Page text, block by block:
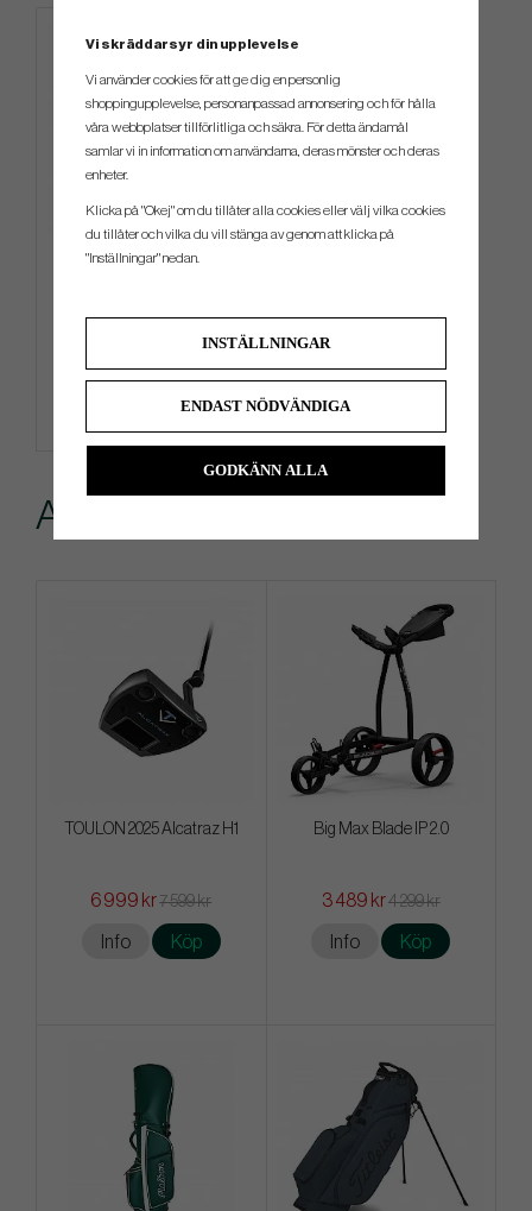
TaylorMade Microfiber Cart
Info Köp
Andra köpte även
TOULON 2025 Alcatraz H1
6 999 kr7 599 kr
Info Köp
Big Max Blade IP 2.0
3 489 kr4 299 kr
Info Köp
Vi skräddarsyr din upplevelse
Vi använder cookies för att ge dig en personlig
shoppingupplevelse, personanpassad annonsering och för hålla
våra webbplatser tillförlitliga och säkra. För detta ändamål
samlar vi in information om användarna, deras mönster och deras
enheter.
Klicka på "Okej" om du tillåter alla cookies eller välj vilka cookies
du tillåter och vilka du vill stänga av genom att klicka på
"Inställningar" nedan.
INSTÄLLNINGAR
ENDAST NÖDVÄNDIGA
GODKÄNN ALLA